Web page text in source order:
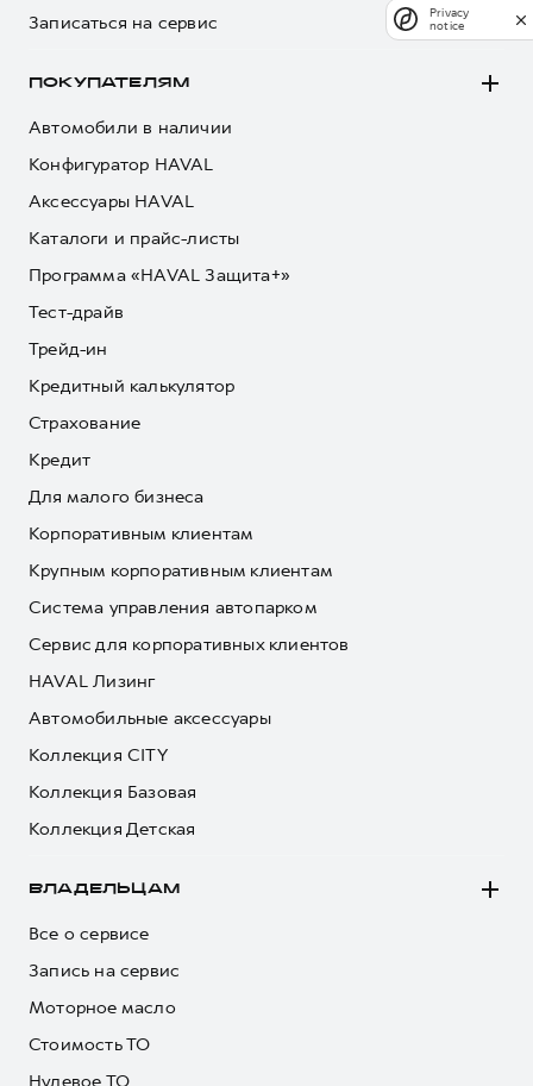
Записаться на сервис
ПОКУПАТЕЛЯМ
Автомобили в наличии
Конфигуратор HAVAL
Аксессуары HAVAL
Каталоги и прайс-листы
Программа «HAVAL Защита+»
Тест-драйв
Трейд-ин
Кредитный калькулятор
Страхование
Кредит
Для малого бизнеса
Корпоративным клиентам
Крупным корпоративным клиентам
Система управления автопарком
Сервис для корпоративных клиентов
HAVAL Лизинг
Автомобильные аксессуары
Коллекция CITY
Коллекция Базовая
Коллекция Детская
ВЛАДЕЛЬЦАМ
Все о сервисе
Запись на сервис
Моторное масло
Стоимость ТО
Privacy
notice